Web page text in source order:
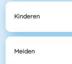
Kinderen
Meiden